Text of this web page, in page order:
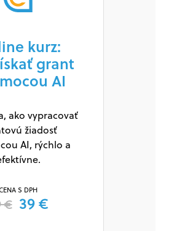
kurz:
grant
AI
ako vypracovať
žiadosť
AI, rýchlo a
S DPH
€ 39 €